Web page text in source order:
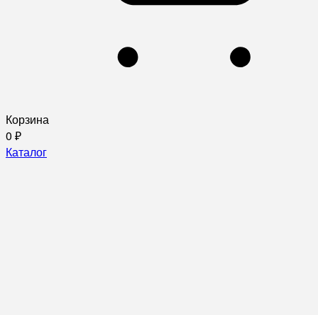
Корзина
0 ₽
Каталог